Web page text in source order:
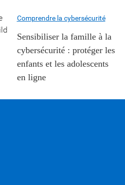
Comprendre la cybersécurité
Sensibiliser la famille à la
cybersécurité : protéger les
enfants et les adolescents
en ligne